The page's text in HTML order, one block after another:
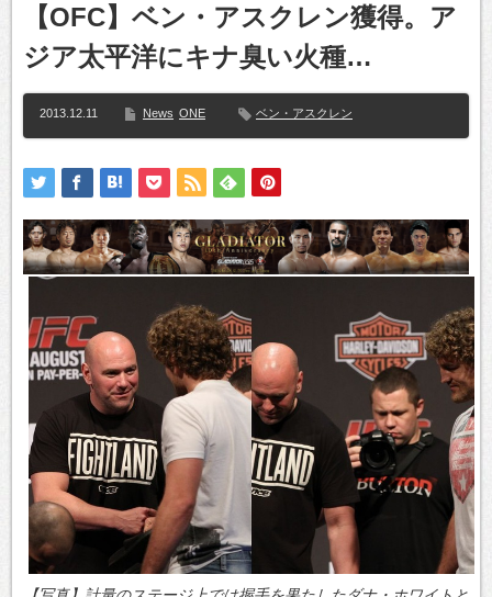
【OFC】ベン・アスクレン獲得。ア
ジア太平洋にキナ臭い火種…
2013.12.11 News ONE ベン・アスクレン